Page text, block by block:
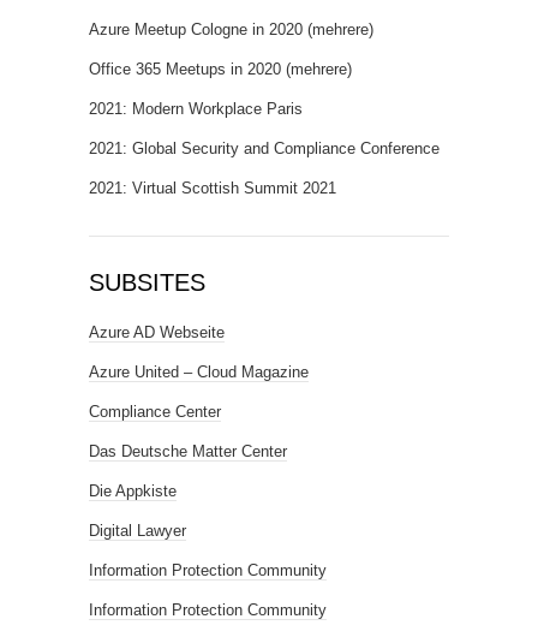
Azure Meetup Cologne in 2020 (mehrere)
Office 365 Meetups in 2020 (mehrere)
2021: Modern Workplace Paris
2021: Global Security and Compliance Conference
2021: Virtual Scottish Summit 2021
SUBSITES
Azure AD Webseite
Azure United – Cloud Magazine
Compliance Center
Das Deutsche Matter Center
Die Appkiste
Digital Lawyer
Information Protection Community
Information Protection Community